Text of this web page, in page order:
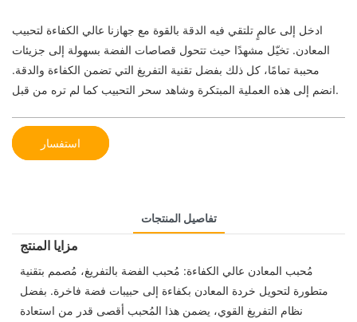
ادخل إلى عالمٍ تلتقي فيه الدقة بالقوة مع جهازنا عالي الكفاءة لتحبيب
المعادن. تخيّل مشهدًا حيث تتحول قصاصات الفضة بسهولة إلى جزيئات
محببة تمامًا، كل ذلك بفضل تقنية التفريغ التي تضمن الكفاءة والدقة.
انضم إلى هذه العملية المبتكرة وشاهد سحر التحبيب كما لم تره من قبل.
استفسار
تفاصيل المنتجات
مزايا المنتج
مُحبب المعادن عالي الكفاءة: مُحبب الفضة بالتفريغ، مُصمم بتقنية
متطورة لتحويل خردة المعادن بكفاءة إلى حبيبات فضة فاخرة. بفضل
نظام التفريغ القوي، يضمن هذا المُحبب أقصى قدر من استعادة